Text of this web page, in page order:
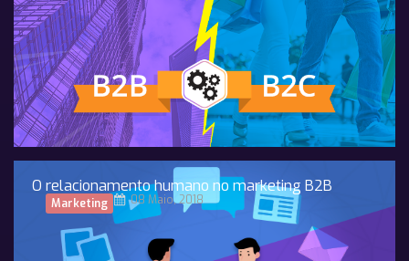
O relacionamento humano no marketing B2B
Marketing 08 Maio, 2018